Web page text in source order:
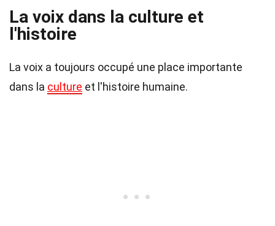
La voix dans la culture et
l'histoire
La voix a toujours occupé une place importante
dans la culture et l'histoire humaine.